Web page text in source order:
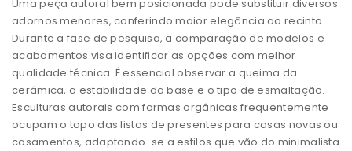
Uma peça autoral bem posicionada pode substituir diversos
adornos menores, conferindo maior elegância ao recinto.
Durante a fase de pesquisa, a comparação de modelos e
acabamentos visa identificar as opções com melhor
qualidade técnica. É essencial observar a queima da
cerâmica, a estabilidade da base e o tipo de esmaltação.
Esculturas autorais com formas orgânicas frequentemente
ocupam o topo das listas de presentes para casas novas ou
casamentos, adaptando-se a estilos que vão do minimalista